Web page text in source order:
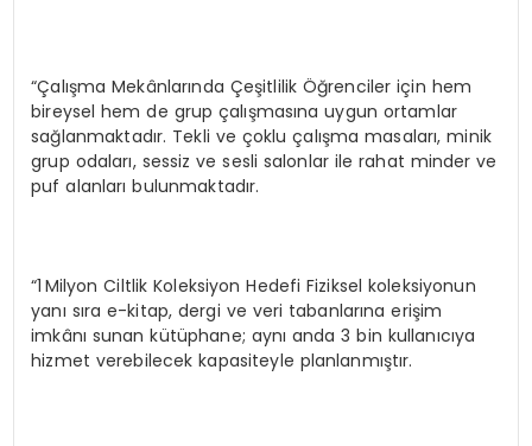
“Çalışma Mekânlarında Çeşitlilik Öğrenciler için hem
bireysel hem de grup çalışmasına uygun ortamlar
sağlanmaktadır. Tekli ve çoklu çalışma masaları, minik
grup odaları, sessiz ve sesli salonlar ile rahat minder ve
puf alanları bulunmaktadır.
“1 Milyon Ciltlik Koleksiyon Hedefi Fiziksel koleksiyonun
yanı sıra e-kitap, dergi ve veri tabanlarına erişim
imkânı sunan kütüphane; aynı anda 3 bin kullanıcıya
hizmet verebilecek kapasiteyle planlanmıştır.